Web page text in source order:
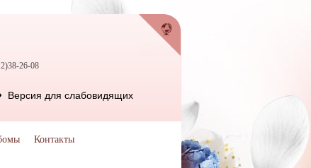
26-08
Версия для слабовидящих
Контакты